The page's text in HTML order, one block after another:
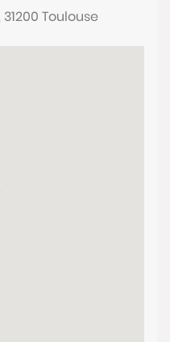
Toulouse